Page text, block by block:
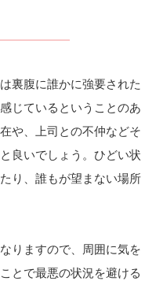
裏腹に誰かに強要された
じているということのあ
や、上司との不仲などそ
良いでしょう。ひどい状
り、誰もが望まない場所
りますので、周囲に気を
とで最悪の状況を避ける